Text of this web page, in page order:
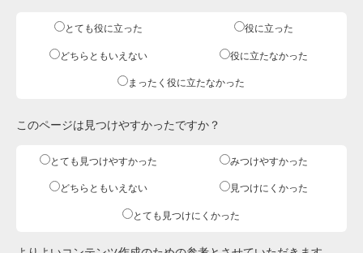
とても役に立った 役に立った
どちらともいえない 役に立たなかった
まったく役に立たなかった
このページは見つけやすかったですか？
とても見つけやすかった みつけやすかった
どちらともいえない 見つけにくかった
とても見つけにくかった